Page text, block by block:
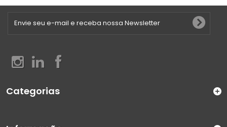
Categorias